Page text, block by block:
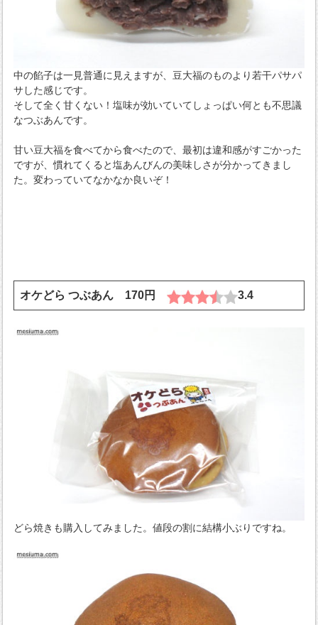
中の餡子は一見普通に見えますが、豆大福のものより若干パサパ
サした感じです。
そして全く甘くない！塩味が効いていてしょっぱい何とも不思議
なつぶあんです。
甘い豆大福を食べてから食べたので、最初は違和感がすごかった
ですが、慣れてくると塩あんびんの美味しさが分かってきまし
た。変わっていてなかなか良いぞ！
オケどら つぶあん 170円 3.4
どら焼きも購入してみました。値段の割に結構小ぶりですね。